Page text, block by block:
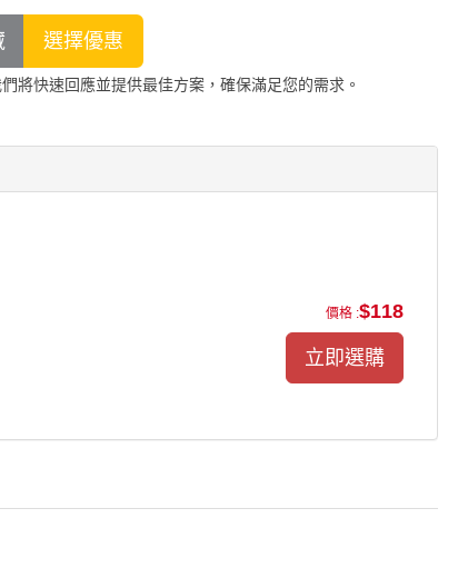
將快速回應並提供最佳方案，確保滿足您的需求。
價格 :$118